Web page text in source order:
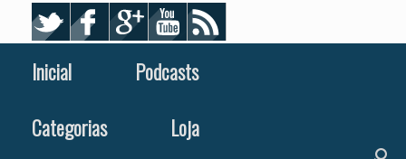
Inicial
Podcasts
Categorias
Loja